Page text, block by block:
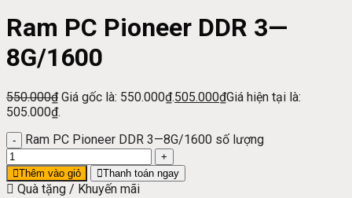
Ram PC Pioneer DDR 3—
8G/1600
550.000₫ Giá gốc là: 550.000₫.505.000₫Giá hiện tại là:
505.000₫.
Ram PC Pioneer DDR 3—8G/1600 số lượng
Thêm vào giỏ Thanh toán ngay
Quà tặng / Khuyến mãi